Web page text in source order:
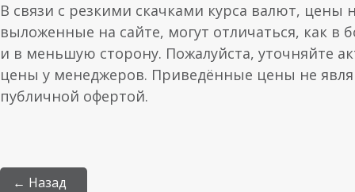
В связи с резкими скачками курса валют, цены
выложенные на сайте, могут отличаться, как в
и в меньшую сторону. Пожалуйста, уточняйте
цены у менеджеров. Приведённые цены не
публичной офертой.
← Назад